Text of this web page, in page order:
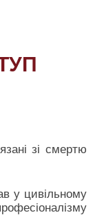
зі смертю
у цивільному